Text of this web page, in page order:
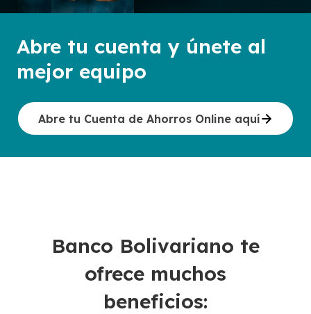
Abre tu cuenta y únete al
mejor equipo
Abre tu Cuenta de Ahorros Online aquí
Banco Bolivariano te
ofrece muchos
beneficios: